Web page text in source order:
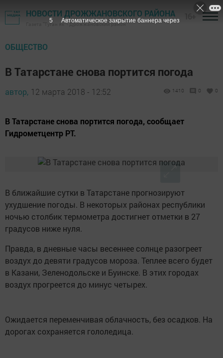
НОВОСТИ ДРОЖЖАНОВСКОГО РАЙОНА
Газета "Туган як" - Дрожжановский район
ОБЩЕСТВО
В Татарстане снова портится погода
автор, 12 марта 2018 - 12:52 1410 0 0
В Татарстане снова портится погода, сообщает
Гидрометцентр РТ.
В ближайшие сутки в Татарстане прогнозируют
ухудшение погоды. В некоторых районах республики
ночью столбик термометра достигнет отметки в 27
градусов ниже нуля.
Правда, в дневные часы весеннее солнце разогреет
воздух до девяти градусов мороза. Теплее всего будет
в Казани, Зеленодольске и Буинске. В этих городах
воздух прогреется до минус четырех.
Ожидается переменчивая облачность, без осадков. На
дорогах сохраняется гололедица.
4 Автоматическое закрытие баннера через